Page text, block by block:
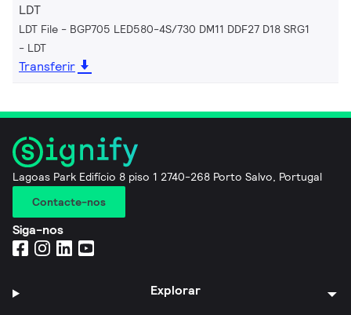
LDT
LDT File - BGP705 LED580-4S/730 DM11 DDF27 D18 SRG1
LDT
Transferir
Lagoas Park Edifício 8 piso 1 2740-268 Porto Salvo, Portugal
Contacte-nos
Siga-nos
Explorar